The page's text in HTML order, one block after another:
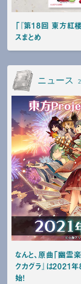
「『第18回 東方紅
スまとめ
ニュース
なんと、原曲「幽
クカグラ』は2021
始！